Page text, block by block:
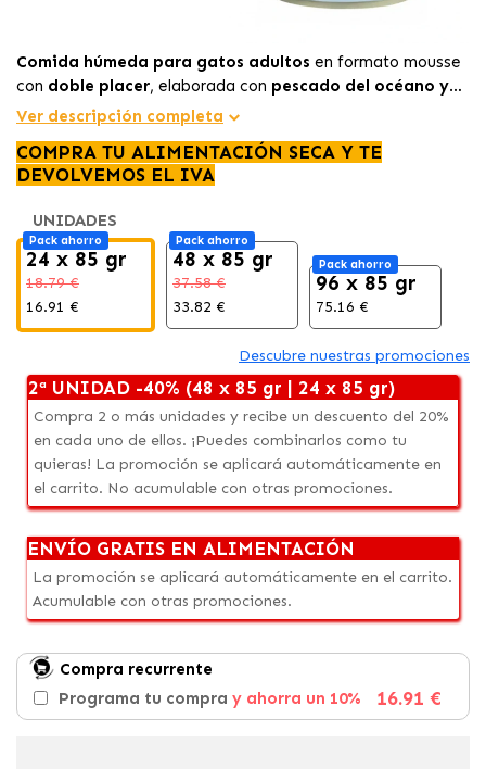
Comida húmeda para gatos adultos en formato mousse
con doble placer, elaborada con pescado del océano y
espinacas. Una receta suave y sabrosa que ayuda a
Ver descripción completa
COMPRA TU ALIMENTACIÓN SECA Y TE
DEVOLVEMOS EL IVA
UNIDADES
Pack ahorro
24 x 85 gr
18.79 €
16.91 €
Pack ahorro
48 x 85 gr
37.58 €
33.82 €
Pack ahorro
96 x 85 gr
75.16 €
Descubre nuestras promociones
2ª UNIDAD -40% (48 x 85 gr | 24 x 85 gr)
Compra 2 o más unidades y recibe un descuento del 20%
en cada uno de ellos. ¡Puedes combinarlos como tu
quieras! La promoción se aplicará automáticamente en
el carrito. No acumulable con otras promociones.
ENVÍO GRATIS EN ALIMENTACIÓN
La promoción se aplicará automáticamente en el carrito.
Acumulable con otras promociones.
Compra recurrente
Programa tu compra y ahorra un 10% 16.91 €